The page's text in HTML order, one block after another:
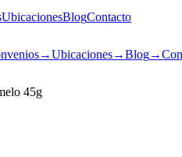
UbicacionesBlogContacto
→Ubicaciones→Blog→
45g